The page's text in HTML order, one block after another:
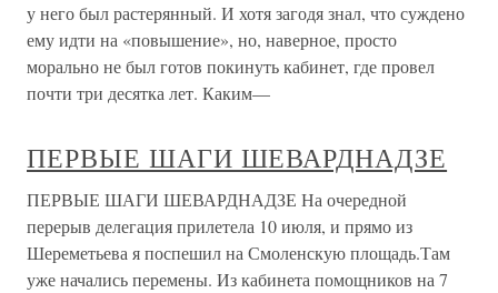
у него был растерянный. И хотя загодя знал, что суждено
ему идти на «повышение», но, наверное, просто
морально не был готов покинуть кабинет, где провел
почти три десятка лет. Каким—
ПЕРВЫЕ ШАГИ ШЕВАРДНАДЗЕ
ПЕРВЫЕ ШАГИ ШЕВАРДНАДЗЕ На очередной
перерыв делегация прилетела 10 июля, и прямо из
Шереметьева я поспешил на Смоленскую площадь.Там
уже начались перемены. Из кабинета помощников на 7